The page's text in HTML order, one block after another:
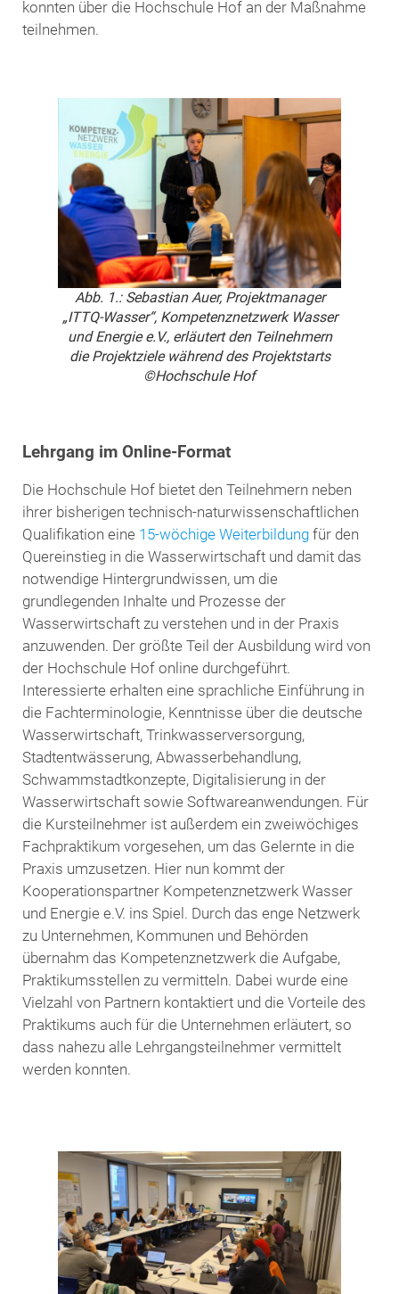
konnten über die Hochschule Hof an der Maßnahme
teilnehmen.
Abb. 1.: Sebastian Auer, Projektmanager
„ITTQ-Wasser“, Kompetenznetzwerk Wasser
und Energie e.V., erläutert den Teilnehmern
die Projektziele während des Projektstarts
©Hochschule Hof
Lehrgang im Online-Format
Die Hochschule Hof bietet den Teilnehmern neben
ihrer bisherigen technisch-naturwissenschaftlichen
Qualifikation eine 15-wöchige Weiterbildung für den
Quereinstieg in die Wasserwirtschaft und damit das
notwendige Hintergrundwissen, um die
grundlegenden Inhalte und Prozesse der
Wasserwirtschaft zu verstehen und in der Praxis
anzuwenden. Der größte Teil der Ausbildung wird von
der Hochschule Hof online durchgeführt.
Interessierte erhalten eine sprachliche Einführung in
die Fachterminologie, Kenntnisse über die deutsche
Wasserwirtschaft, Trinkwasserversorgung,
Stadtentwässerung, Abwasserbehandlung,
Schwammstadtkonzepte, Digitalisierung in der
Wasserwirtschaft sowie Softwareanwendungen. Für
die Kursteilnehmer ist außerdem ein zweiwöchiges
Fachpraktikum vorgesehen, um das Gelernte in die
Praxis umzusetzen. Hier nun kommt der
Kooperationspartner Kompetenznetzwerk Wasser
und Energie e.V. ins Spiel. Durch das enge Netzwerk
zu Unternehmen, Kommunen und Behörden
übernahm das Kompetenznetzwerk die Aufgabe,
Praktikumsstellen zu vermitteln. Dabei wurde eine
Vielzahl von Partnern kontaktiert und die Vorteile des
Praktikums auch für die Unternehmen erläutert, so
dass nahezu alle Lehrgangsteilnehmer vermittelt
werden konnten.